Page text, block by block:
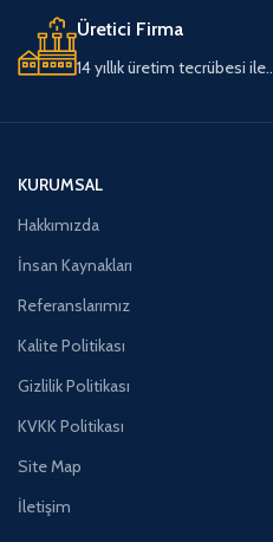
Üretici Firma
14 yıllık üretim tecrübesi ile..
KURUMSAL
Hakkımızda
İnsan Kaynakları
Referanslarımız
Kalite Politikası
Gizlilik Politikası
KVKK Politikası
Site Map
İletişim